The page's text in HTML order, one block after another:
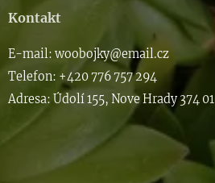
Kontakt
E-mail: woobojky@email.cz
Telefon: +420 776 757 294
Adresa: Údolí 155, Nove Hrady 374 01